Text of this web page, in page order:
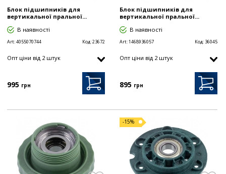
Блок підшипників для
вертикальної пральної...
В наявності
Art:4055070744 Код:23672
Опт цiни від 2 штук
995 грн
Блок підшипників для
вертикальної пральної...
В наявності
Art:1468936057 Код: 36045
Опт цiни від 2 штук
895 грн
-15%